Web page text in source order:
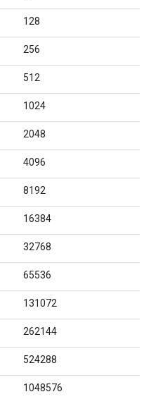
128
256
512
1024
2048
4096
8192
16384
32768
65536
131072
262144
524288
1048576